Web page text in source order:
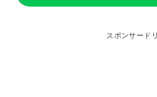
スポンサード